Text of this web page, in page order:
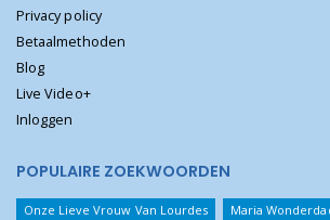
Privacy policy
Betaalmethoden
Blog
Live Video+
Inloggen
POPULAIRE ZOEKWOORDEN
Onze Lieve Vrouw Van Lourdes Maria